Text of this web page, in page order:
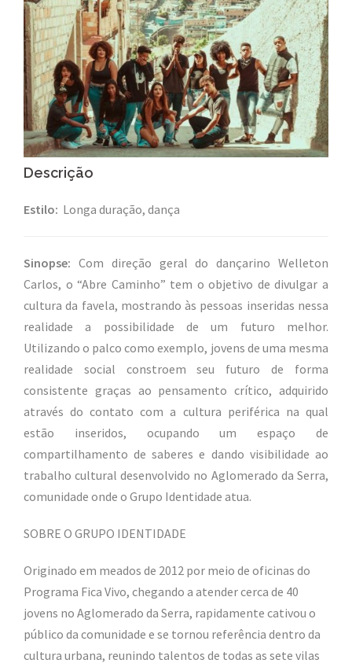
Descrição
Estilo: Longa duração, dança
Sinopse: Com direção geral do dançarino Welleton
Carlos, o “Abre Caminho” tem o objetivo de divulgar a
cultura da favela, mostrando às pessoas inseridas nessa
realidade a possibilidade de um futuro melhor.
Utilizando o palco como exemplo, jovens de uma mesma
realidade social constroem seu futuro de forma
consistente graças ao pensamento crítico, adquirido
através do contato com a cultura periférica na qual
estão inseridos, ocupando um espaço de
compartilhamento de saberes e dando visibilidade ao
trabalho cultural desenvolvido no Aglomerado da Serra,
comunidade onde o Grupo Identidade atua.
SOBRE O GRUPO IDENTIDADE
Originado em meados de 2012 por meio de oficinas do
Programa Fica Vivo, chegando a atender cerca de 40
jovens no Aglomerado da Serra, rapidamente cativou o
público da comunidade e se tornou referência dentro da
cultura urbana, reunindo talentos de todas as sete vilas